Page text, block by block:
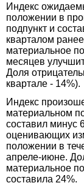
Индекс
положении в
подпункт и
кварталом
материальное
месяцев
Доля
квартале - 14%).
Индекс
материальном
составил минус
оценивающих
положении в
апреле-июне.
материальное
составила 24%.